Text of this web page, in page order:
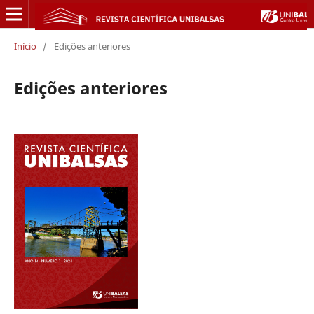
Início / Edições anteriores
Edições anteriores